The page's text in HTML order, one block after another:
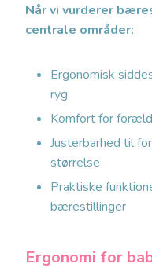
Når vi vurderer
centrale områder:
Ergonomisk
ryg
Komfort for
Justerbarhed til
størrelse
Praktiske
bærestillinger
Ergonomi for